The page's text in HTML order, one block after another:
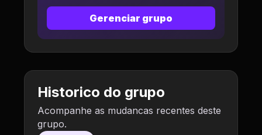
Gerenciar grupo
Historico do grupo
Acompanhe as mudancas recentes deste
grupo.